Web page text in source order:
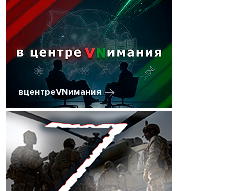
вцентреVNимания